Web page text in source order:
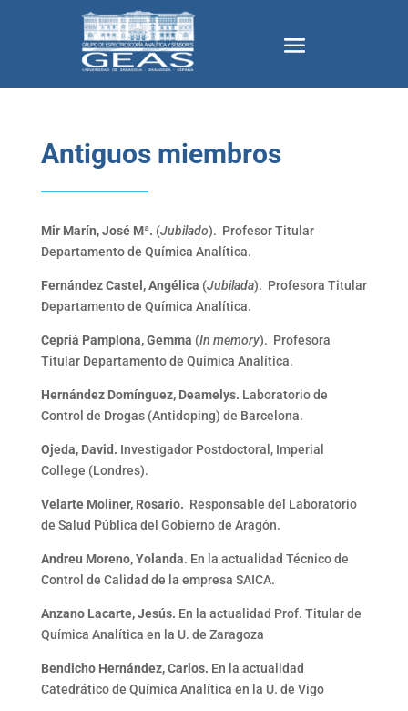
Antiguos miembros
Mir Marín, José Mª. (Jubilado). Profesor Titular
Departamento de Química Analítica.
Fernández Castel, Angélica (Jubilada). Profesora Titular
Departamento de Química Analítica.
Cepriá Pamplona, Gemma (In memory). Profesora
Titular Departamento de Química Analítica.
Hernández Domínguez, Deamelys. Laboratorio de
Control de Drogas (Antidoping) de Barcelona.
Ojeda, David. Investigador Postdoctoral, Imperial
College (Londres).
Velarte Moliner, Rosario. Responsable del Laboratorio
de Salud Pública del Gobierno de Aragón.
Andreu Moreno, Yolanda. En la actualidad Técnico de
Control de Calidad de la empresa SAICA.
Anzano Lacarte, Jesús. En la actualidad Prof. Titular de
Química Analítica en la U. de Zaragoza
Bendicho Hernández, Carlos. En la actualidad
Catedrático de Química Analítica en la U. de Vigo